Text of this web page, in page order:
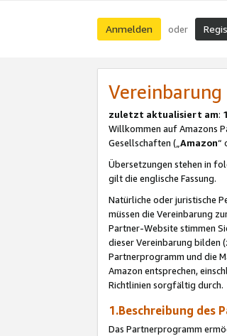
Anmelden oder
zuletzt aktualisiert am:
Willkommen auf Amazons
Gesellschaften („Amazon“
Übersetzungen stehen in
gilt die englische Fassung.
Natürliche oder juristische
müssen die Vereinbarung
Partner-Website stimmen
dieser Vereinbarung bilden
Partnerprogramm und die
Amazon entsprechen,
Richtlinien sorgfältig durch.
1.Beschreibung des
Das Partnerprogramm